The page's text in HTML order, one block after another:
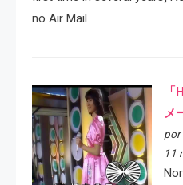
no Air Mail
メ
por
11